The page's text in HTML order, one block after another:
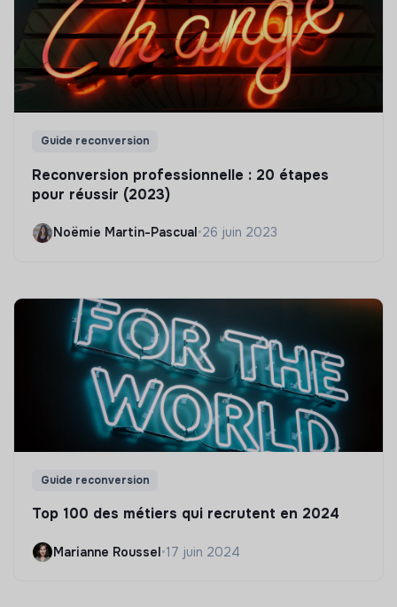
Guide reconversion
Reconversion professionnelle : 20 étapes
pour réussir (2023)
Noëmie Martin-Pascual•26 juin 2023
Guide reconversion
Top 100 des métiers qui recrutent en 2024
Marianne Roussel•17 juin 2024